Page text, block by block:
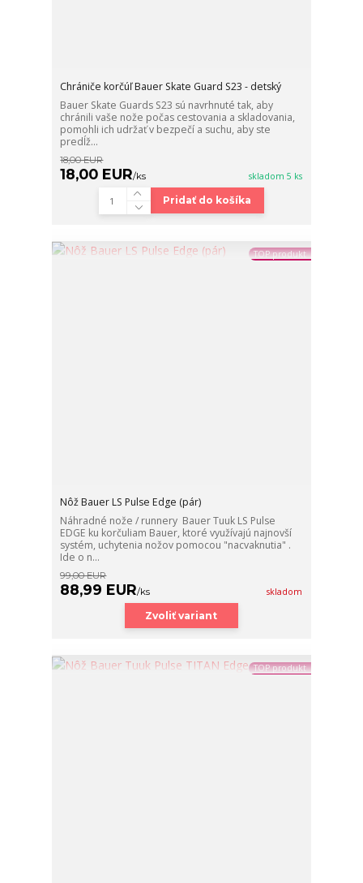
Chrániče korčúľ Bauer Skate Guard S23 - detský
Bauer Skate Guards S23 sú navrhnuté tak, aby
chránili vaše nože počas cestovania a skladovania,
pomohli ich udržať v bezpečí a suchu, aby ste
predĺž...
18,00 EUR
18,00 EUR/ks skladom 5 ks
Pridať do košíka
TOP produkt
Nôž Bauer LS Pulse Edge (pár)
Náhradné nože / runnery Bauer Tuuk LS Pulse
EDGE ku korčuliam Bauer, ktoré využívajú najnovší
systém, uchytenia nožov pomocou "nacvaknutia" .
Ide o n...
99,00 EUR
88,99 EUR/ks skladom
Zvoliť variant
TOP produkt